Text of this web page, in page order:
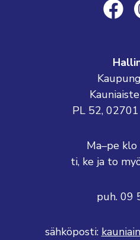
PL 52,
Ma–pe
ti, ke ja to
puh. 09
sähköposti: